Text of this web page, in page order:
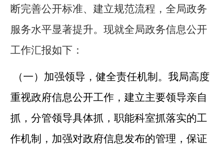
断完善公开标准、建立规范流程，全局政务
服务水平显著提升。现就全局政务信息公开
工作汇报如下：
（一）加强领导，健全责任机制。 我局高度
重视政府信息公开工作，建立主要领导亲自
抓，分管领导具体抓，职能科室抓落实的工
作机制，加强对政府信息发布的管理，保证